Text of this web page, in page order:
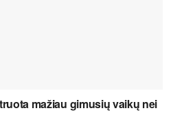
mažiau gimusių vaikų nei